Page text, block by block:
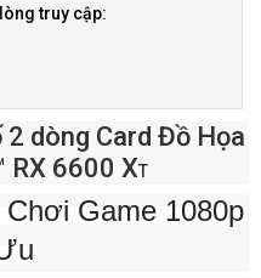
truy cập:
2 dòng Card Đồ Họa
RX 6600 XT
Game 1080p